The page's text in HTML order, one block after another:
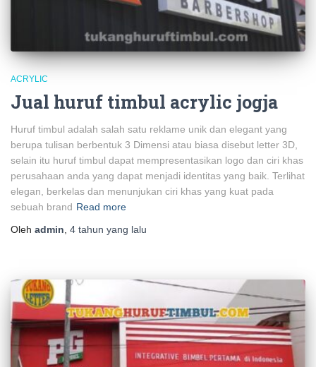
ACRYLIC
Jual huruf timbul acrylic jogja
Huruf timbul adalah salah satu reklame unik dan elegant yang
berupa tulisan berbentuk 3 Dimensi atau biasa disebut letter 3D,
selain itu huruf timbul dapat mempresentasikan logo dan ciri khas
perusahaan anda yang dapat menjadi identitas yang baik. Terlihat
elegan, berkelas dan menunjukan ciri khas yang kuat pada
sebuah brand Read more
Oleh admin, 4 tahun yang lalu